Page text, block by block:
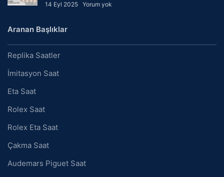
14 Eyl 2025 Yorum yok
Aranan Başlıklar
Replika Saatler
İmitasyon Saat
Eta Saat
Rolex Saat
Rolex Eta Saat
Çakma Saat
Audemars Piguet Saat